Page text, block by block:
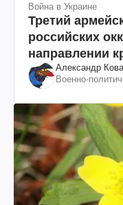
Война в Украине
Третий
российских
направлении
как этоАлександр
Военно-